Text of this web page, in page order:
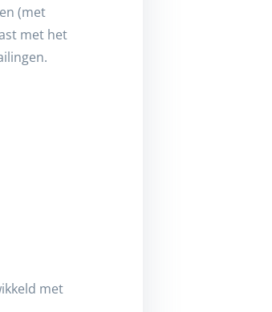
(met
met het
met